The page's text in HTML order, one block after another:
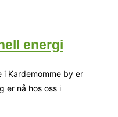
energi
i Kardemomme by er
er nå hos oss i